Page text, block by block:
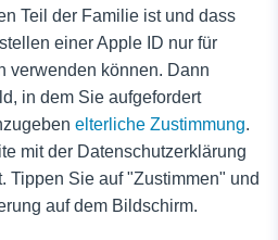
Teil der Familie ist und dass
einer Apple ID nur für
verwenden können. Dann
in dem Sie aufgefordert
elterliche Zustimmung.
mit der Datenschutzerklärung
Tippen Sie auf "Zustimmen" und
auf dem Bildschirm.